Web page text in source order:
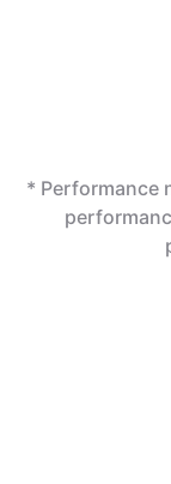
* Performance